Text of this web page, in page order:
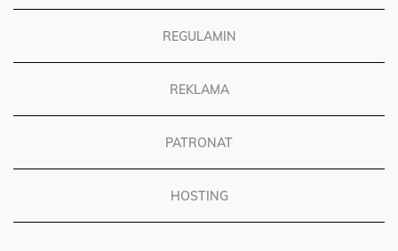
REGULAMIN
REKLAMA
PATRONAT
HOSTING